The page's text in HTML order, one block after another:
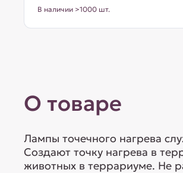
В наличии >1000 шт.
О товаре
Лампы точечного нагрева
Создают точку нагрева в
животных в террариуме. Не